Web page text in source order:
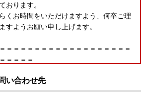
おります。
くお時間をいただけますよう、何卒ご理
すようお願い申し上げます。
＝＝＝＝＝＝＝＝＝＝＝＝＝＝＝＝＝＝
＝＝＝＝
に食品の取り扱いが無い等、現在、大川
カタログに掲載されている訳ではござい
い合わせ先